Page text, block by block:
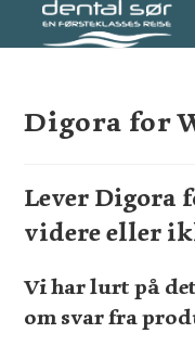
Digora for
Lever Digora
videre eller
Vi har lurt på
om svar fra